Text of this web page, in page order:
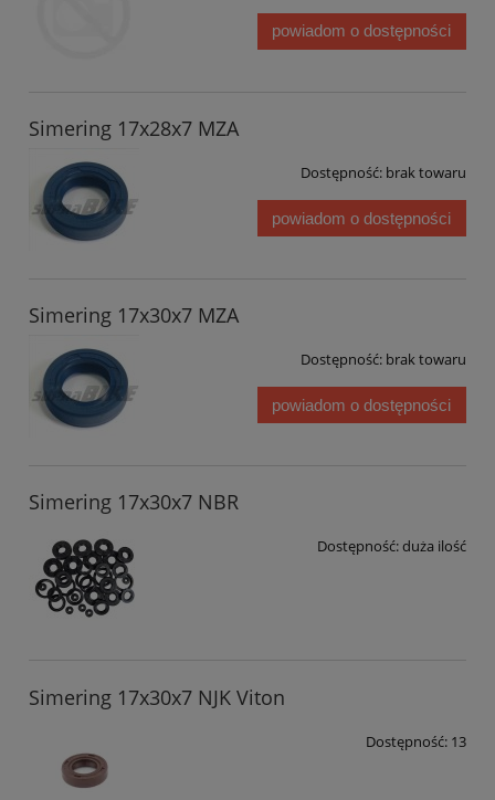
powiadom o dostępności
Simering 17x28x7 MZA
Dostępność: brak towaru
powiadom o dostępności
Simering 17x30x7 MZA
Dostępność: brak towaru
powiadom o dostępności
Simering 17x30x7 NBR
Dostępność:duża ilość
Simering 17x30x7 NJK Viton
Dostępność: 13